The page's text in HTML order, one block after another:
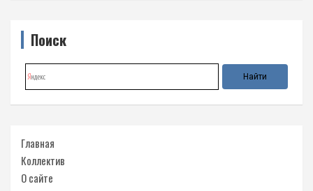
Поиск
Главная
Коллектив
О сайте